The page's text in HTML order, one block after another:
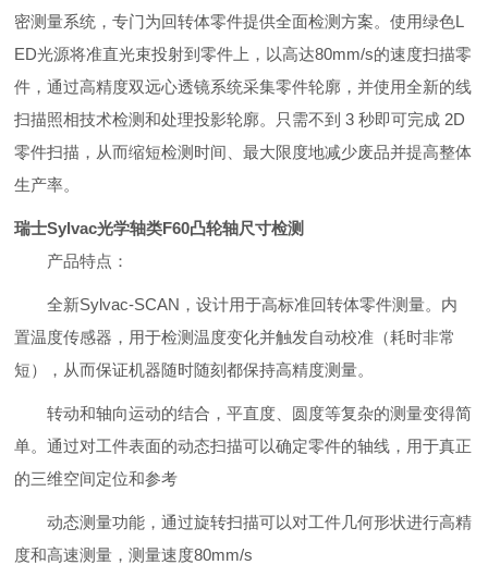
密测量系统，专门为回转体零件提供全面检测方案。使用绿色L
ED光源将准直光束投射到零件上，以高达80mm/s的速度扫描零
件，通过高精度双远心透镜系统采集零件轮廓，并使用全新的线
扫描照相技术检测和处理投影轮廓。只需不到 3 秒即可完成 2D
零件扫描，从而缩短检测时间、最大限度地减少废品并提高整体
生产率。
瑞士Sylvac光学轴类F60凸轮轴尺寸检测
产品特点：
全新Sylvac-SCAN，设计用于高标准回转体零件测量。内
置温度传感器，用于检测温度变化并触发自动校准（耗时非常
短），从而保证机器随时随刻都保持高精度测量。
转动和轴向运动的结合，平直度、圆度等复杂的测量变得简
单。通过对工件表面的动态扫描可以确定零件的轴线，用于真正
的三维空间定位和参考
动态测量功能，通过旋转扫描可以对工件几何形状进行高精
度和高速测量，测量速度80mm/s